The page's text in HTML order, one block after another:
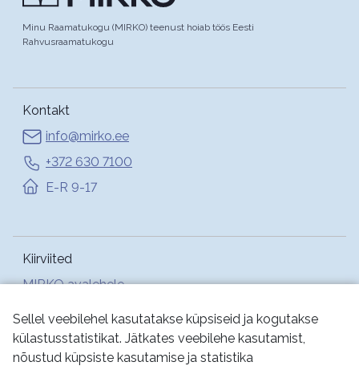
Sellel veebilehel kasutatakse küpsiseid ja kogutakse
külastusstatistikat. Jätkates veebilehe kasutamist,
nõustud küpsiste kasutamise ja statistika
Minu Raamatukogu (MIRKO) teenust hoiab töös Eesti
Rahvusraamatukogu
Kontakt
info@mirko.ee
+372 630 7100
E-R 9-17
Kiirviited
MIRKO avalehele
Abi